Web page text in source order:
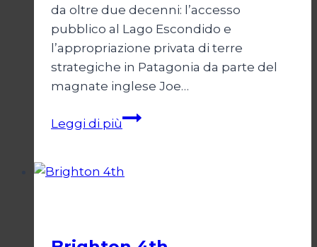
da oltre due decenni: l’accesso
pubblico al Lago Escondido e
l’appropriazione privata di terre
strategiche in Patagonia da parte del
magnate inglese Joe…
Leggi di piùLago
a